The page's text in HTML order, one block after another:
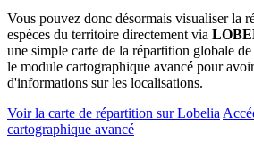
Vous pouvez donc désormais visualiser la
espèces du territoire directement via
une simple carte de la répartition globale
le module cartographique avancé pour
d'informations sur les localisations.
Voir la carte de répartition sur Lobelia
cartographique avancé